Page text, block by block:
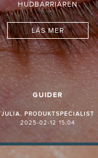
HUDBARRIÄREN
LÄS MER
GUIDER
JULIA, PRODUKTSPECIALIST
2025-02-12 15:04